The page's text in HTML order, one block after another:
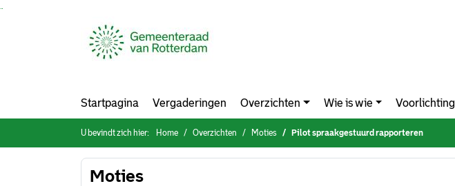
Startpagina Vergaderingen Overzichten Wie is wie Voorlichting
U bevindt zich hier: Home Overzichten Moties Pilot spraakgestuurd rapporteren
Moties